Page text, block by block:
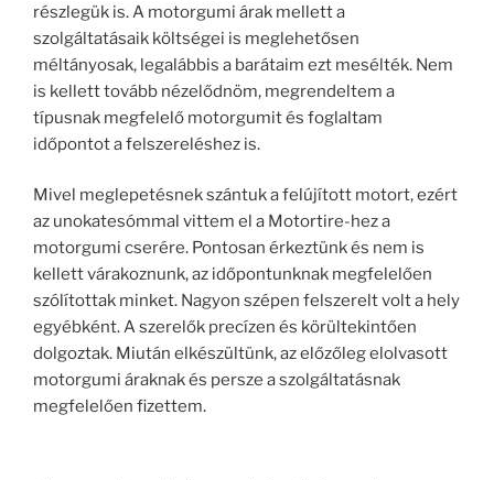
részlegük is. A motorgumi árak mellett a
szolgáltatásaik költségei is meglehetősen
méltányosak, legalábbis a barátaim ezt mesélték. Nem
is kellett tovább nézelődnöm, megrendeltem a
típusnak megfelelő motorgumit és foglaltam
időpontot a felszereléshez is.
Mivel meglepetésnek szántuk a felújított motort, ezért
az unokatesómmal vittem el a Motortire-hez a
motorgumi cserére. Pontosan érkeztünk és nem is
kellett várakoznunk, az időpontunknak megfelelően
szólítottak minket. Nagyon szépen felszerelt volt a hely
egyébként. A szerelők precízen és körültekintően
dolgoztak. Miután elkészültünk, az előzőleg elolvasott
motorgumi áraknak és persze a szolgáltatásnak
megfelelően fizettem.